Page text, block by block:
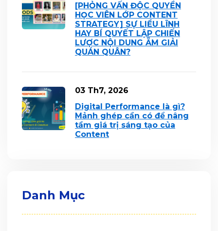
[PHỎNG VẤN ĐỘC QUYỀN
HỌC VIÊN LỚP CONTENT
STRATEGY] SỰ LIỀU LĨNH
HAY BÍ QUYẾT LẬP CHIẾN
LƯỢC NỘI DUNG ẴM GIẢI
QUÁN QUÂN?
03 Th7, 2026
Digital Performance là gì?
Mảnh ghép cần có để nâng
tầm giá trị sáng tạo của
Content
Danh Mục